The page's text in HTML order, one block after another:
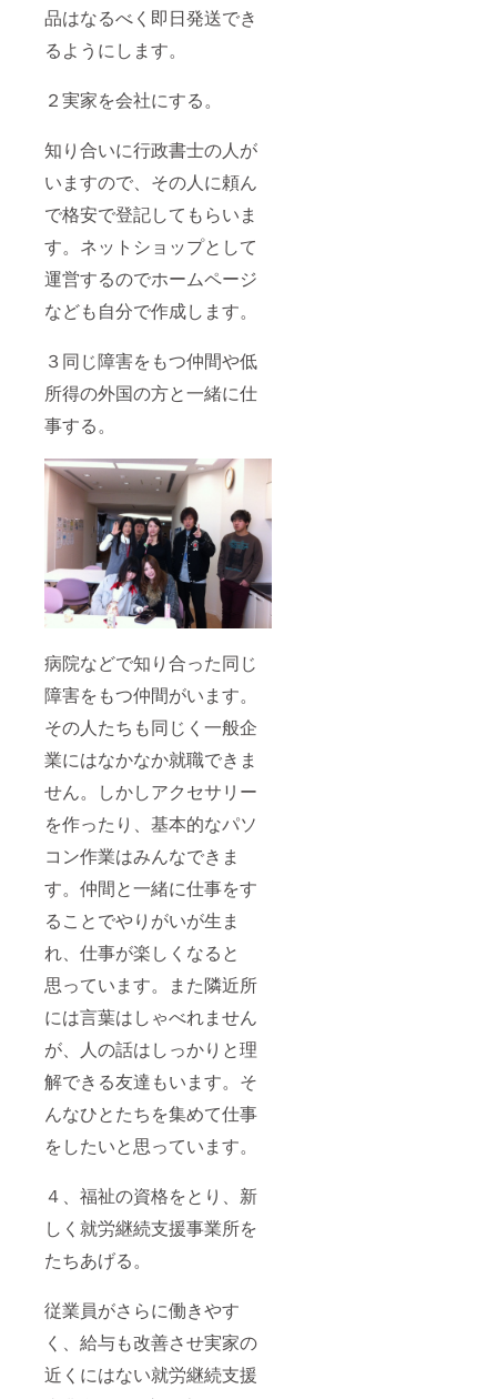
品はなるべく即日発送でき
るようにします。
２実家を会社にする。
知り合いに行政書士の人が
いますので、その人に頼ん
で格安で登記してもらいま
す。ネットショップとして
運営するのでホームページ
なども自分で作成します。
３同じ障害をもつ仲間や低
所得の外国の方と一緒に仕
事する。
病院などで知り合った同じ
障害をもつ仲間がいます。
その人たちも同じく一般企
業にはなかなか就職できま
せん。しかしアクセサリー
を作ったり、基本的なパソ
コン作業はみんなできま
す。仲間と一緒に仕事をす
ることでやりがいが生ま
れ、仕事が楽しくなると
思っています。また隣近所
には言葉はしゃべれません
が、人の話はしっかりと理
解できる友達もいます。そ
んなひとたちを集めて仕事
をしたいと思っています。
４、福祉の資格をとり、新
しく就労継続支援事業所を
たちあげる。
従業員がさらに働きやす
く、給与も改善させ実家の
近くにはない就労継続支援